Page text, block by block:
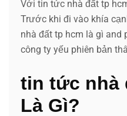
Trước khi đi vào khía
nhà đất tp hcm là gì and
công ty yếu phiên bản
tin tức nhà
Là Gì?